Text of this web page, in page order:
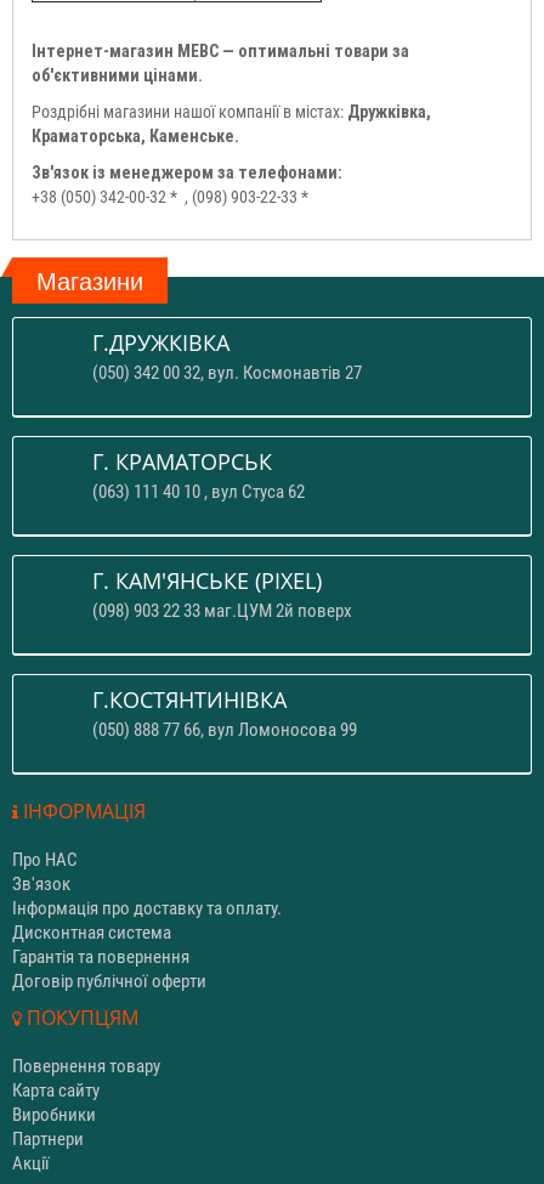
Інтернет-магазин МЕВС — оптимальні товари за
об'єктивними цінами.
Роздрібні магазини нашої компанії в містах: Дружківка,
Краматорська, Каменське.
Зв'язок із менеджером за телефонами:
+38 (050) 342-00-32 * , (098) 903-22-33 *
Магазини
Г.ДРУЖКІВКА
(050) 342 00 32, вул. Космонавтів 27
Г. КРАМАТОРСЬК
(063) 111 40 10 , вул Стуса 62
Г. КАМ'ЯНСЬКЕ (PIXEL)
(098) 903 22 33 маг.ЦУМ 2й поверх
Г.КОСТЯНТИНІВКА
(050) 888 77 66, вул Ломоносова 99
ІНФОРМАЦІЯ
Про НАС
Зв'язок
Інформація про доставку та оплату.
Дисконтная система
Гарантія та повернення
Договір публічної оферти
ПОКУПЦЯМ
Повернення товару
Карта сайту
Виробники
Партнери
Акції